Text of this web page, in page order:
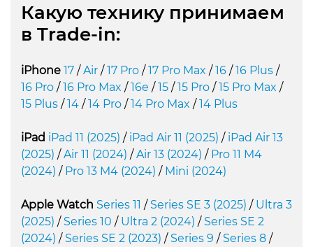
Какую технику принимаем
в Trade-in:
iPhone 17 /Air /17 Pro /17 Pro Max /16 /16 Plus /
16 Pro /16 Pro Max /16e /15 /15 Pro /15 Pro Max /
15 Plus /14 /14 Pro /14 Pro Max /14 Plus
iPad iPad 11 (2025) / iPad Air 11 (2025) / iPad Air 13
(2025) /Air 11 (2024) /Air 13 (2024) / Pro 11 M4
(2024) / Pro 13 M4 (2024) / Mini (2024)
Apple Watch Series 11 / Series SE 3 (2025) / Ultra 3
(2025) / Series 10 / Ultra 2 (2024) / Series SE 2
(2024) / Series SE 2 (2023) / Series 9 / Series 8 /